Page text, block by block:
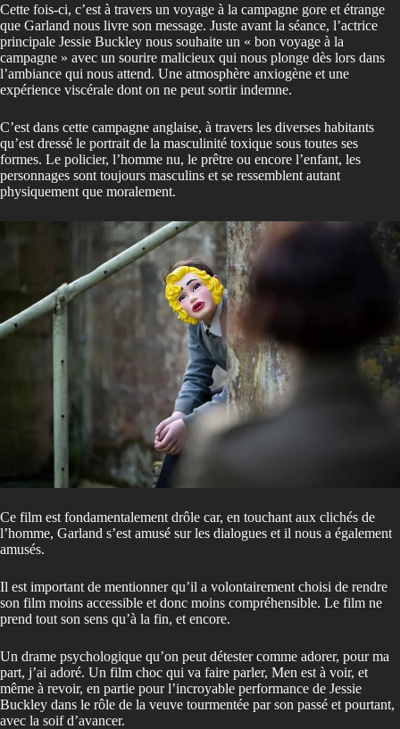
Cette fois-ci, c’est à travers un voyage à la campagne gore et étrange
que Garland nous livre son message. Juste avant la séance, l’actrice
principale Jessie Buckley nous souhaite un « bon voyage à la
campagne » avec un sourire malicieux qui nous plonge dès lors dans
l’ambiance qui nous attend. Une atmosphère anxiogène et une
expérience viscérale dont on ne peut sortir indemne.
C’est dans cette campagne anglaise, à travers les diverses habitants
qu’est dressé le portrait de la masculinité toxique sous toutes ses
formes. Le policier, l’homme nu, le prêtre ou encore l’enfant, les
personnages sont toujours masculins et se ressemblent autant
physiquement que moralement.
Ce film est fondamentalement drôle car, en touchant aux clichés de
l’homme, Garland s’est amusé sur les dialogues et il nous a également
amusés.
Il est important de mentionner qu’il a volontairement choisi de rendre
son film moins accessible et donc moins compréhensible. Le film ne
prend tout son sens qu’à la fin, et encore.
Un drame psychologique qu’on peut détester comme adorer, pour ma
part, j’ai adoré. Un film choc qui va faire parler, Men est à voir, et
même à revoir, en partie pour l’incroyable performance de Jessie
Buckley dans le rôle de la veuve tourmentée par son passé et pourtant,
avec la soif d’avancer.